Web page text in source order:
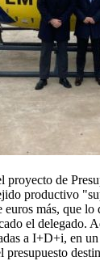
proyecto de
productivo
más, que lo
el delegado.
a I+D+i, en